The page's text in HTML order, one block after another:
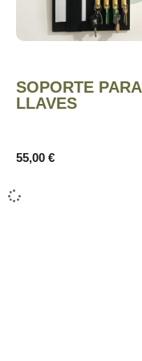
SOPORTE PARA
LLAVES
55,00 €